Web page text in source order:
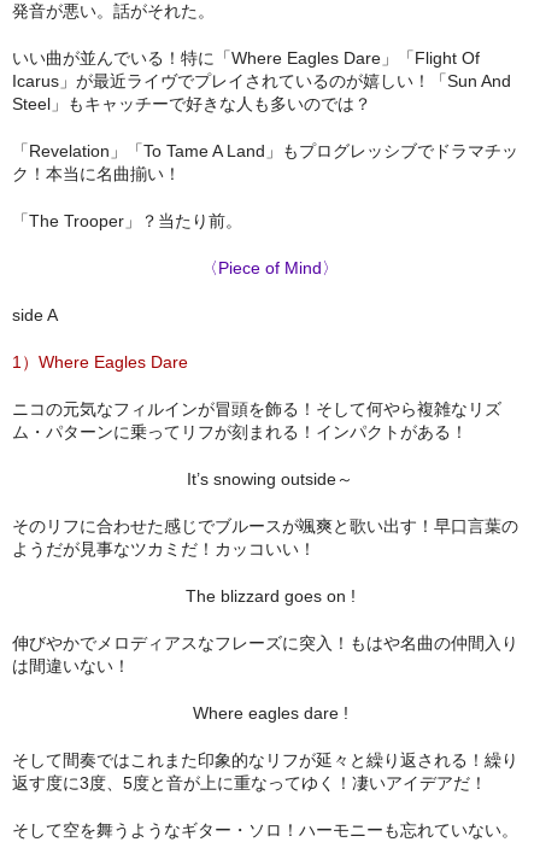
発音が悪い。話がそれた。
いい曲が並んでいる！特に「Where Eagles Dare」「Flight Of
Icarus」が最近ライヴでプレイされているのが嬉しい！「Sun And
Steel」もキャッチーで好きな人も多いのでは？
「Revelation」「To Tame A Land」もプログレッシブでドラマチッ
ク！本当に名曲揃い！
「The Trooper」？当たり前。
〈Piece of Mind〉
side A
1）Where Eagles Dare
ニコの元気なフィルインが冒頭を飾る！そして何やら複雑なリズ
ム・パターンに乗ってリフが刻まれる！インパクトがある！
It’s snowing outside～
そのリフに合わせた感じでブルースが颯爽と歌い出す！早口言葉の
ようだが見事なツカミだ！カッコいい！
The blizzard goes on !
伸びやかでメロディアスなフレーズに突入！もはや名曲の仲間入り
は間違いない！
Where eagles dare !
そして間奏ではこれまた印象的なリフが延々と繰り返される！繰り
返す度に3度、5度と音が上に重なってゆく！凄いアイデアだ！
そして空を舞うようなギター・ソロ！ハーモニーも忘れていない。